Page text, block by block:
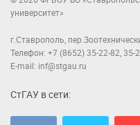
университет»
г.Ставрополь,
Телефон: +7 (8652) 35-22-82, 35-
E-mail: inf@stgau.ru
СтГАУ в сети: